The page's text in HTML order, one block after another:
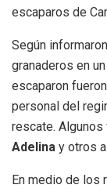
escaparos de
Según
granaderos en
escaparon
personal del
rescate.
Adelina y otros
En medio de los